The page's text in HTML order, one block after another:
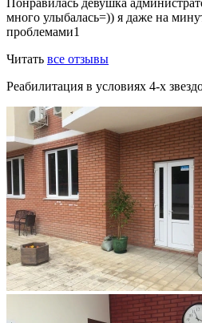
много улыбалась=)) я даже на
проблемами1
Читать все отзывы
Реабилитация в условиях 4-х